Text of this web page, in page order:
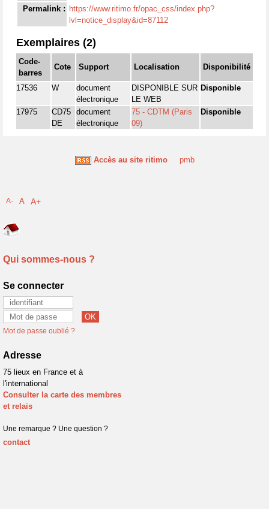
Permalink : https://www.ritimo.fr/opac_css/index.php?
lvl=notice_display&id=87112
Exemplaires (2)
Code-
barres
Cote Support Localisation Disponibilité
17536 W
document
électronique
DISPONIBLE SUR
LE WEB
Disponible
17975
CD75
DE
document
électronique
75 - CDTM (Paris
09)
Disponible
Accès au site ritimo pmb
A- A A+
Qui sommes-nous ?
Se connecter
Mot de passe oublié ?
Adresse
75 lieux en France et à
l'international
Consulter la carte des membres
et relais
Une remarque ? Une question ?
contact